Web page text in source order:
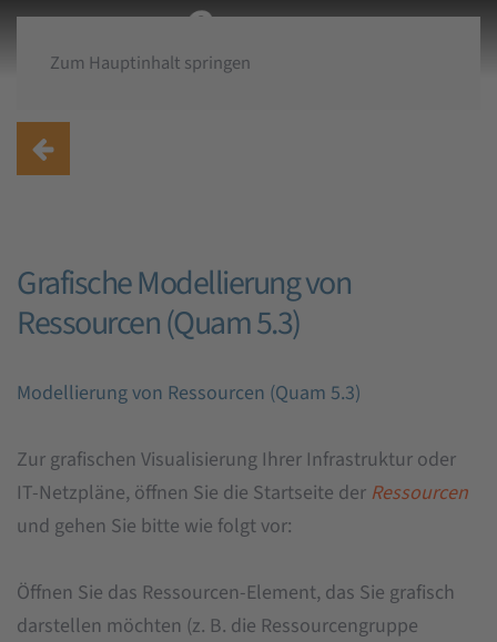
Zum Hauptinhalt springen
Grafische Modellierung von
Ressourcen (Quam 5.3)
Modellierung von Ressourcen (Quam 5.3)
Zur grafischen Visualisierung Ihrer Infrastruktur oder
IT-Netzpläne, öffnen Sie die Startseite der Ressourcen
und gehen Sie bitte wie folgt vor:
Öffnen Sie das Ressourcen-Element, das Sie grafisch
darstellen möchten (z. B. die Ressourcengruppe